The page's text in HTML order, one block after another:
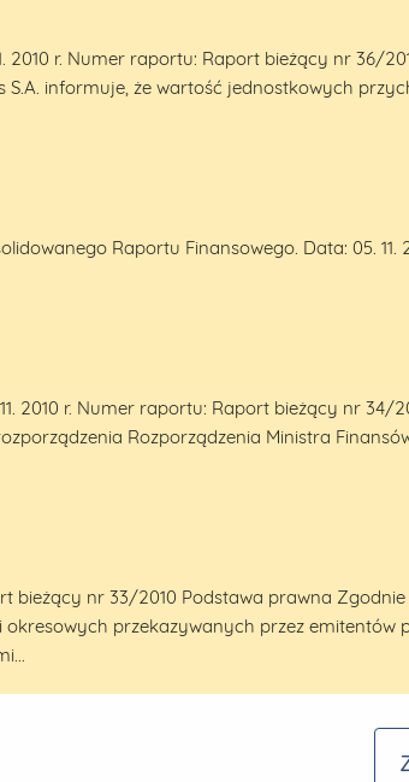
2010 r. Numer raportu: Raport bieżący nr 36/
informuje, że wartość jednostkowych
Raportu Finansowego. Data: 05. 11.
2010 r. Numer raportu: Raport bieżący nr 34/
Rozporządzenia Ministra
nr 33/2010 Podstawa prawna Zgodnie
przekazywanych przez emitentów